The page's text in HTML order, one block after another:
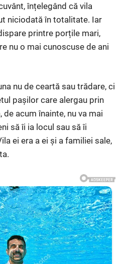
înțelegând că vila
niciodată în totalitate. Iar
printre porțile mari,
nu o mai cunoscuse de ani
nu de ceartă sau trădare, ci
pașilor care alergau prin
de acum înainte, nu va mai
să îi ia locul sau să îi
ei era a ei și a familiei sale,